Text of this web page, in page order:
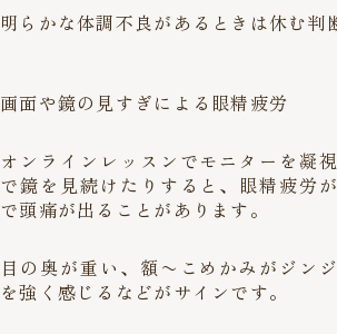
明らかな体調不良があるときは休む判
画面や鏡の見すぎによる眼精疲労
オンラインレッスンでモニターを凝
で鏡を見続けたりすると、眼精疲労
で頭痛が出ることがあります。
目の奥が重い、額〜こめかみがジン
を強く感じるなどがサインです。